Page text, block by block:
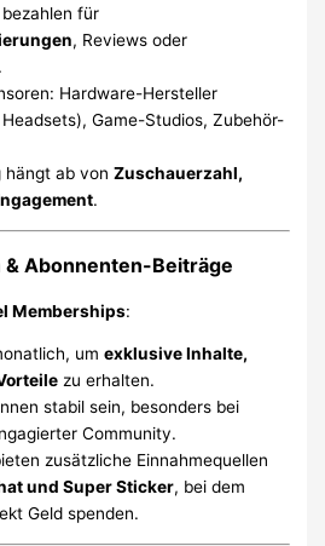
für
, Reviews oder
Hardware-Hersteller
Game-Studios, Zubehör-
hängt ab vonZuschauerzahl,
.
Abonnenten-Beiträge
Memberships:
umexklusive Inhalte,
zu erhalten.
stabil sein, besonders bei
Community.
zusätzliche Einnahmequellen
und Super Sticker, bei dem
Geld spenden.